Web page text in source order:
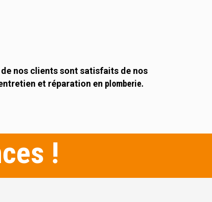
de nos clients sont satisfaits de nos
et réparation en plomberie.
!